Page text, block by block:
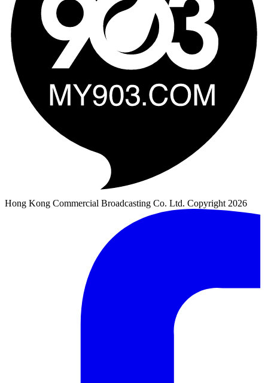
Hong Kong Commercial Broadcasting Co. Ltd. Copyright 2026